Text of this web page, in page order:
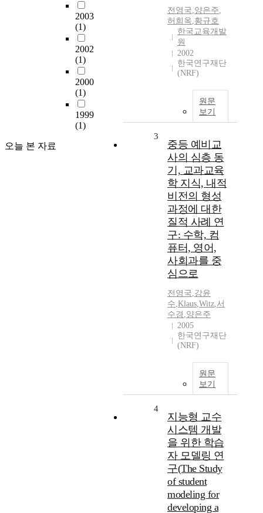
2003
(1)
2002
(1)
2000
(1)
1999
(1)
오늘 본 자료
전영국,양은주,
허희옥,황규호
한국교육개발
원
2002
한국연구재단
(NRF)
원문
보기
3
중등 예비교
사의 심층 동
기, 교과교육
학 지식, 내적
비전의 형성
과정에 대한
질적 사례 연
구: 수학, 컴
퓨터, 영어,
사회과를 중
심으로
전영국,강윤
수,Klaus,Witz,서
수경 ,양은주
2005
한국연구재단
(NRF)
원문
보기
4
지능형 교수
시스템 개발
을 위한 학습
자 모델링 연
구(The Study
of student
modeling for
developing a